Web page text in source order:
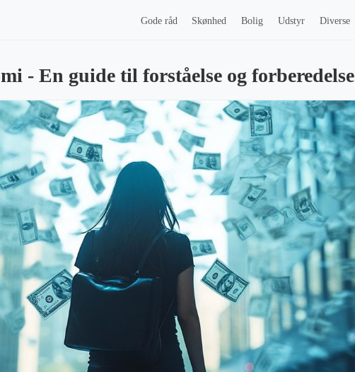
Gode råd Skønhed Bolig Udstyr Diverse
- En guide til forståelse og forberedelse